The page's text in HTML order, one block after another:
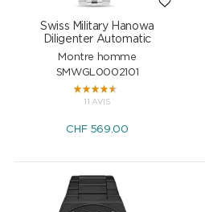
Swiss Military Hanowa
Diligenter Automatic
Montre homme
SMWGL0002101
11 AVIS
CHF569.00